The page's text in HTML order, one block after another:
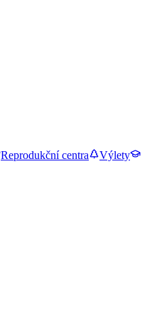
Reprodukční centra
Výlety